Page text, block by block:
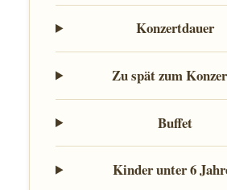
Konzertdauer
Zu spät zum
Buffet
Kinder unter 6